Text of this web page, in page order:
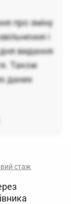
про зміну
і
видання
Також
даних
стаж